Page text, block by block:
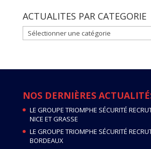
ACTUALITES PAR CATEGORIE
ACTUALITES
PAR
NOS DERNIÈRES
LE GROUPE TRIOMPHE SÉCURITÉ
NICE ET GRASSE
LE GROUPE TRIOMPHE SÉCURITÉ
BORDEAUX